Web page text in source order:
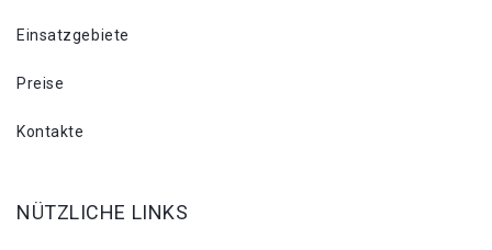
Einsatzgebiete
Preise
Kontakte
NÜTZLICHE LINKS